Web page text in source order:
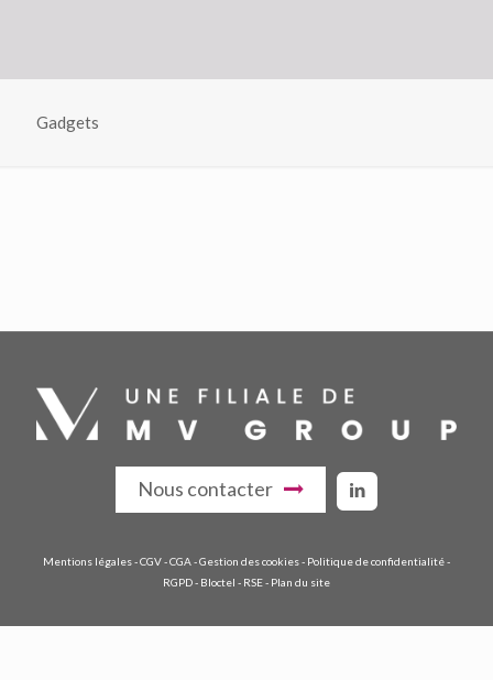
Gadgets
Nous contacter
Mentions légales-CGV-CGA-Gestion des cookies- Politique de confidentialité-
RGPD- Bloctel - RSE- Plan du site